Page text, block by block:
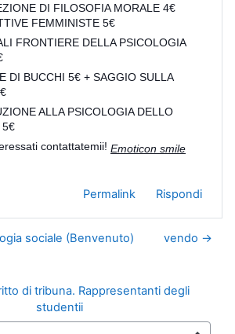
DI FILOSOFIA MORALE 4€
FEMMINISTE 5€
FRONTIERE DELLA PSICOLOGIA
DI BUCCHI 5€ + SAGGIO SULLA
ALLA PSICOLOGIA DELLO
5€
contattatemii! Emoticon smile
Permalink Rispondi
sociale (Benvenuto) vendo →
di tribuna. Rappresentanti degli
studentii